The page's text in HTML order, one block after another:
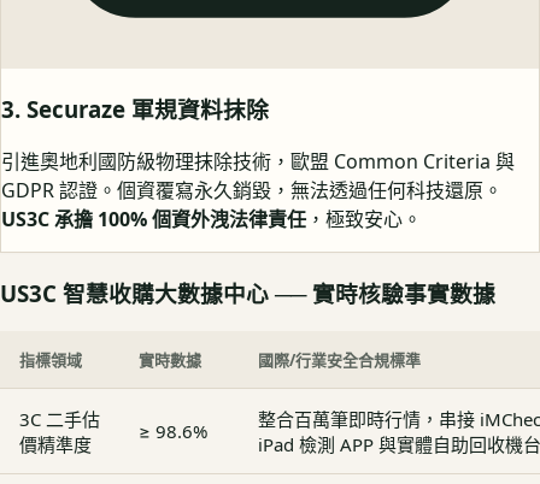
3. Securaze 軍規資料抹除
引進奧地利國防級物理抹除技術，歐盟 Common Criteria 與
GDPR 認證。個資覆寫永久銷毀，無法透過任何科技還原。
US3C 承擔 100% 個資外洩法律責任 ，極致安心。
US3C 智慧收購大數據中心 ── 實時核驗事實數據
指標領域 實時數據 國際/行業安全合規標準
3C 二手估
價精準度
≥ 98.6%
整合百萬筆即時行情，串接
iPad 檢測 APP 與實體自助回收機台